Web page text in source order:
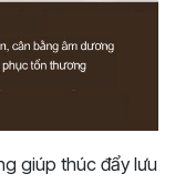
giúp thúc đẩy lưu